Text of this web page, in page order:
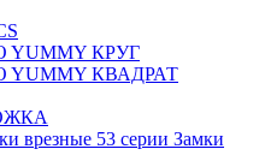
YUMMY КРУГ
YUMMY КВАДРАТ
53 серии Замки